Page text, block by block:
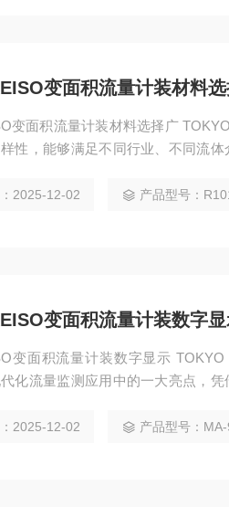
变面积流量计装材料
变面积流量计装材料选择广
性，能够满足不同行业、不同流
耐腐蚀性，适用于测量酸碱溶液、
2025-12-02 产品型号：
变面积流量计装数字
变面积流量计装数字显示
化流量监测应用中的一大亮点，
中，如强光照射或昏暗车间，屏幕
2025-12-02 产品型号：